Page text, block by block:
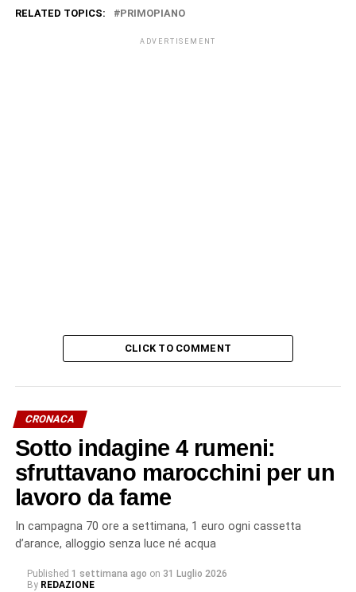
RELATED TOPICS: PRIMOPIANO
ADVERTISEMENT
CLICK TO COMMENT
CRONACA
Sotto indagine 4 rumeni:
sfruttavano marocchini per un
lavoro da fame
In campagna 70 ore a settimana, 1 euro ogni cassetta
d’arance, alloggio senza luce né acqua
Published 1 settimana ago on 31 Luglio 2026
By REDAZIONE